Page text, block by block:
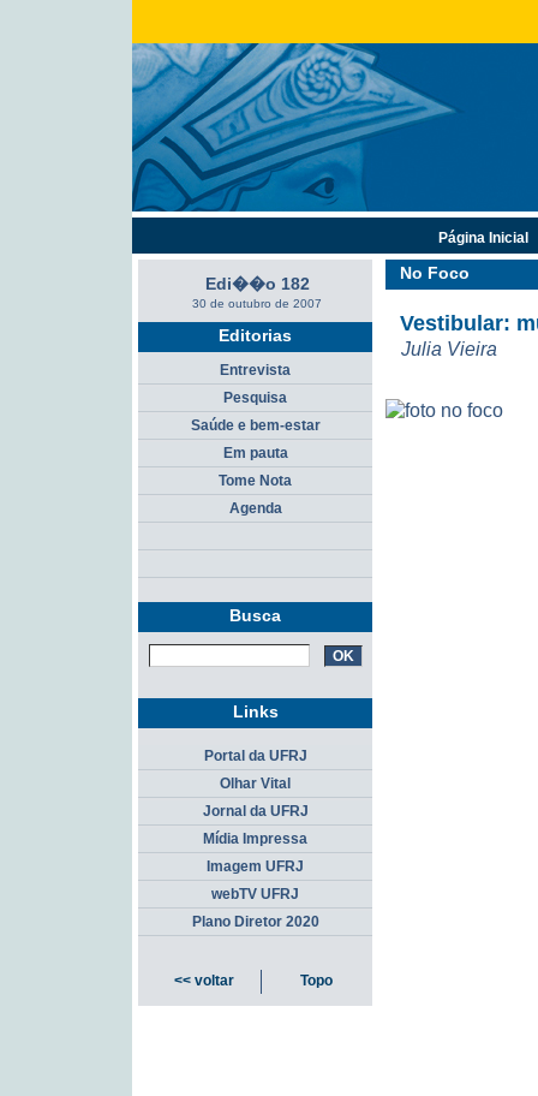
No Foco
Vestibular:
Julia Vieira
Edi��o 182
30 de outubro de 2007
Editorias
Entrevista
Pesquisa
Saúde e bem-estar
Em pauta
Tome Nota
Agenda
Busca
Página Inicial
Links
Portal da UFRJ
Olhar Vital
Jornal da UFRJ
Mídia Impressa
Imagem UFRJ
webTV UFRJ
Plano Diretor 2020
<< voltar Topo